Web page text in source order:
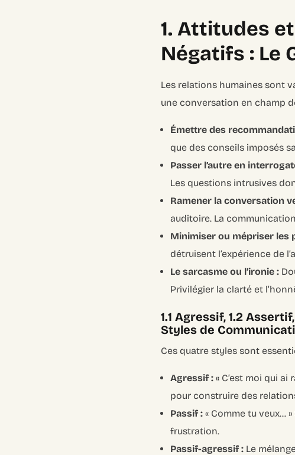
1. Attitudes
Négatifs : Le
Les relations humaines sont
une conversation en champ
Émettre des
que des conseils imposés
Passer l’autre en
Les questions intrusives
Ramener la conversation
auditoire. La
Minimiser ou mépriser les
détruisent l’expérience de
Le sarcasme ou l’ironie :
Privilégier la clarté et
1.1 Agressif, 1.2
Styles de
Ces quatre styles sont
Agressif : « C’est moi qui
pour construire des
Passif : « Comme tu veux…
frustration.
Passif-agressif : Le